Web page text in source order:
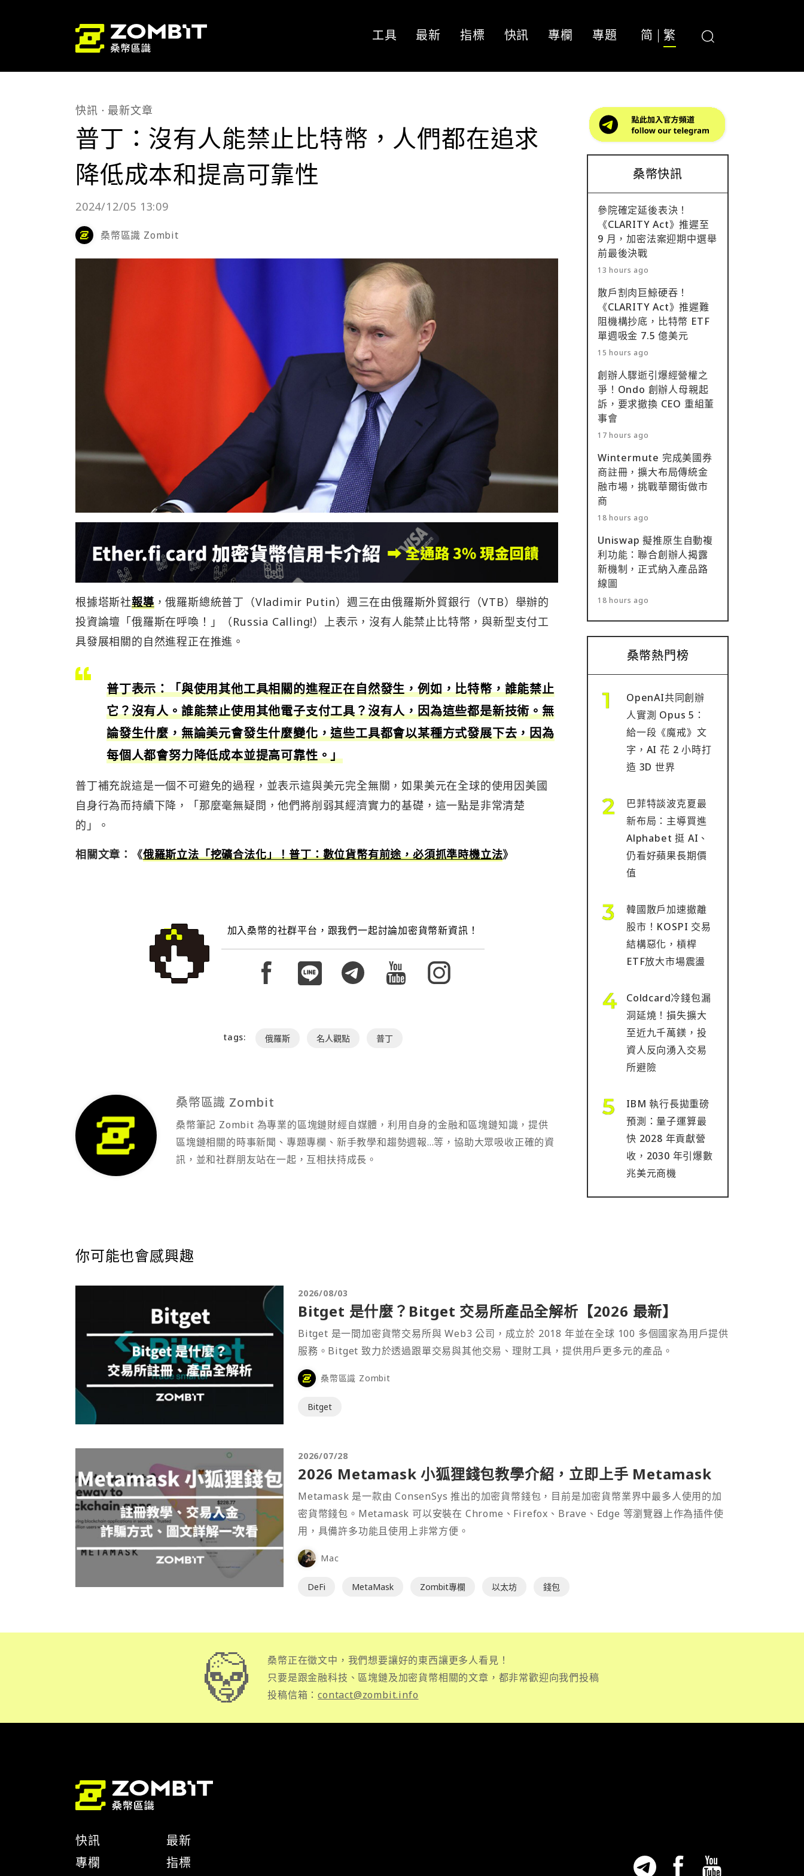
工具 最新 指標 快訊 專欄 專題 简 繁
快訊 最新文章
普丁：沒有人能禁止比特幣，人們都在追求
降低成本和提高可靠性
2024/12/05 13:09
桑幣區識 Zombit
根據塔斯社報導，俄羅斯總統普丁（Vladimir Putin）週三在由俄羅斯外貿銀行（VTB）舉辦的
投資論壇「俄羅斯在呼喚！」（Russia Calling!）上表示，沒有人能禁止比特幣，與新型支付工
具發展相關的自然進程正在推進。
普丁表示：「與使用其他工具相關的進程正在自然發生，例如，比特幣，誰能禁止
它？沒有人。誰能禁止使用其他電子支付工具？沒有人，因為這些都是新技術。無
論發生什麼，無論美元會發生什麼變化，這些工具都會以某種方式發展下去，因為
每個人都會努力降低成本並提高可靠性。」
普丁補充說這是一個不可避免的過程，並表示這與美元完全無關，如果美元在全球的使用因美國
自身行為而持續下降，「那麼毫無疑問，他們將削弱其經濟實力的基礎，這一點是非常清楚
的」。
相關文章：《俄羅斯立法「挖礦合法化」！普丁：數位貨幣有前途，必須抓準時機立法》
加入桑幣的社群平台，跟我們一起討論加密貨幣新資訊！
tags: 俄羅斯 名人觀點 普丁
桑幣區識 Zombit
桑幣筆記 Zombit 為專業的區塊鏈財經自媒體，利用自身的金融和區塊鏈知識，提供
區塊鏈相關的時事新聞、專題專欄、新手教學和趨勢週報...等，協助大眾吸收正確的資
訊，並和社群朋友站在一起，互相扶持成長。
桑幣快訊
參院確定延後表決！
《CLARITY Act》推遲至
9 月，加密法案迎期中選舉
前最後決戰
13 hours ago
散戶割肉巨鯨硬吞！
《CLARITY Act》推遲難
阻機構抄底，比特幣 ETF
單週吸金 7.5 億美元
15 hours ago
創辦人驟逝引爆經營權之
爭！Ondo 創辦人母親起
訴，要求撤換 CEO 重組董
事會
17 hours ago
Wintermute 完成美國券
商註冊，擴大布局傳統金
融市場，挑戰華爾街做市
商
18 hours ago
Uniswap 擬推原生自動複
利功能：聯合創辦人揭露
新機制，正式納入產品路
線圖
18 hours ago
桑幣熱門榜
OpenAI共同創辦
人實測 Opus 5：
給一段《魔戒》文
字，AI 花 2 小時打
造 3D 世界
巴菲特談波克夏最
新布局：主導買進
Alphabet 挺 AI、
仍看好蘋果長期價
值
韓國散戶加速撤離
股市！KOSPI 交易
結構惡化，槓桿
ETF放大市場震盪
Coldcard冷錢包漏
洞延燒！損失擴大
至近九千萬鎂，投
資人反向湧入交易
所避險
IBM 執行長拋重磅
預測：量子運算最
快 2028 年貢獻營
收，2030 年引爆數
兆美元商機
你可能也會感興趣
2026/08/03
Bitget 是什麼？Bitget 交易所產品全解析【2026 最新】
Bitget 是一間加密貨幣交易所與 Web3 公司，成立於 2018 年並在全球 100 多個國家為用戶提供
服務。Bitget 致力於透過跟單交易與其他交易、理財工具，提供用戶更多元的產品。
桑幣區識 Zombit
Bitget
2026/07/28
2026 Metamask 小狐狸錢包教學介紹，立即上手 Metamask
Metamask 是一款由 ConsenSys 推出的加密貨幣錢包，目前是加密貨幣業界中最多人使用的加
密貨幣錢包。Metamask 可以安裝在 Chrome、Firefox、Brave、Edge 等瀏覽器上作為插件使
用，具備許多功能且使用上非常方便。
Mac
DeFi MetaMask Zombit專欄 以太坊 錢包
桑幣正在徵文中，我們想要讓好的東西讓更多人看見！
只要是跟金融科技、區塊鏈及加密貨幣相關的文章，都非常歡迎向我們投稿
投稿信箱：contact@zombit.info
快訊
專欄
最新
指標